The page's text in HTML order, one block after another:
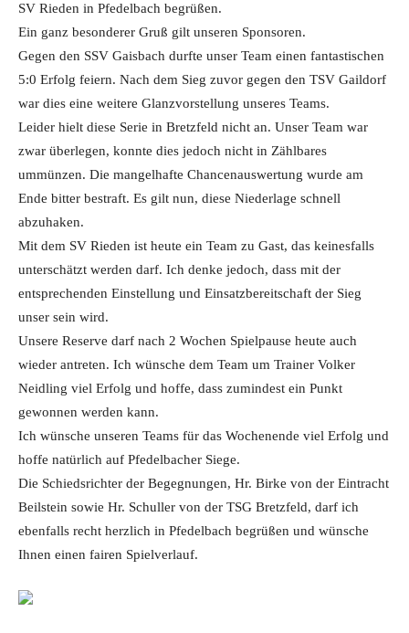
SV Rieden in Pfedelbach begrüßen.
Ein ganz besonderer Gruß gilt unseren Sponsoren.
Gegen den SSV Gaisbach durfte unser Team einen fantastischen
5:0 Erfolg feiern. Nach dem Sieg zuvor gegen den TSV Gaildorf
war dies eine weitere Glanzvorstellung unseres Teams.
Leider hielt diese Serie in Bretzfeld nicht an. Unser Team war
zwar überlegen, konnte dies jedoch nicht in Zählbares
ummünzen. Die mangelhafte Chancenauswertung wurde am
Ende bitter bestraft. Es gilt nun, diese Niederlage schnell
abzuhaken.
Mit dem SV Rieden ist heute ein Team zu Gast, das keinesfalls
unterschätzt werden darf. Ich denke jedoch, dass mit der
entsprechenden Einstellung und Einsatzbereitschaft der Sieg
unser sein wird.
Unsere Reserve darf nach 2 Wochen Spielpause heute auch
wieder antreten. Ich wünsche dem Team um Trainer Volker
Neidling viel Erfolg und hoffe, dass zumindest ein Punkt
gewonnen werden kann.
Ich wünsche unseren Teams für das Wochenende viel Erfolg und
hoffe natürlich auf Pfedelbacher Siege.
Die Schiedsrichter der Begegnungen, Hr. Birke von der Eintracht
Beilstein sowie Hr. Schuller von der TSG Bretzfeld, darf ich
ebenfalls recht herzlich in Pfedelbach begrüßen und wünsche
Ihnen einen fairen Spielverlauf.